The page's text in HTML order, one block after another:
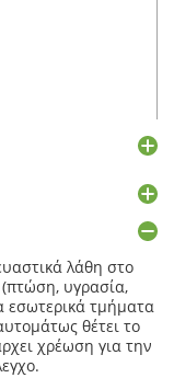
λάθη στο
υγρασία,
εσωτερικά τμήματα
θέτει το
χρέωση για την